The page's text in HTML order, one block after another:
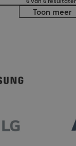
Toon meer